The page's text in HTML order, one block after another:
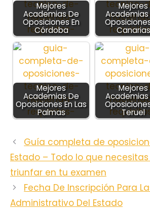
Mejores
Academias De
Oposiciones En
Córdoba
Mejores
Academias
Canarias
Mejores
Academias De
Oposiciones En Las
Palmas
Mejores
Academias
Teruel
Guía completa de
Estado – Todo lo que
triunfar en tu examen
Fecha De Inscripción Para
Administrativo Del Estado